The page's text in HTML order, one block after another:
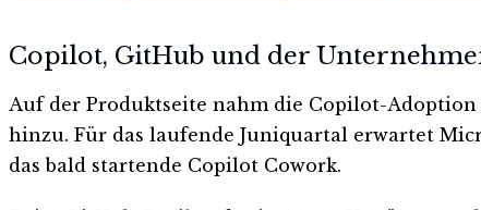
Copilot, GitHub und der
Auf der Produktseite nahm die Copilot-
hinzu. Für das laufende Juniquartal erwartet
das bald startende Copilot Cowork.